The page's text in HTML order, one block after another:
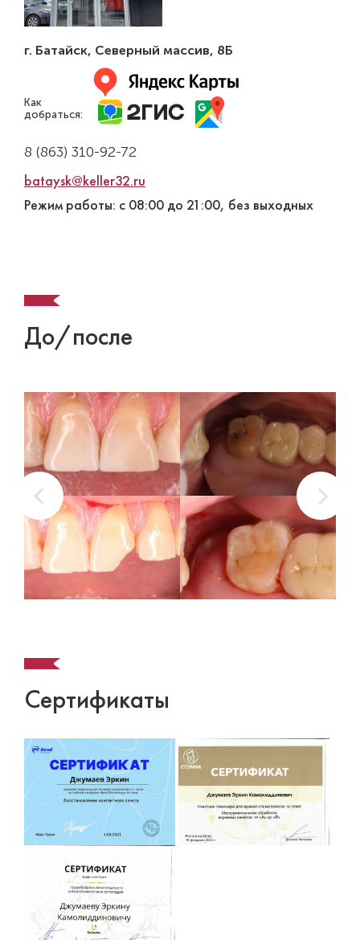
г. Батайск, Северный массив, 8Б
Как
добраться:
8 (863) 310-92-72
bataysk@keller32.ru
Режим работы: с 08:00 до 21:00, без выходных
До/после
Сертификаты